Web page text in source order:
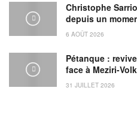
Christophe
depuis un
6 AOÛT 2026
Pétanque :
face à Meziri-
31 JUILLET 2026